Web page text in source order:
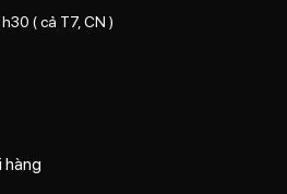
( cả T7, CN )
hàng